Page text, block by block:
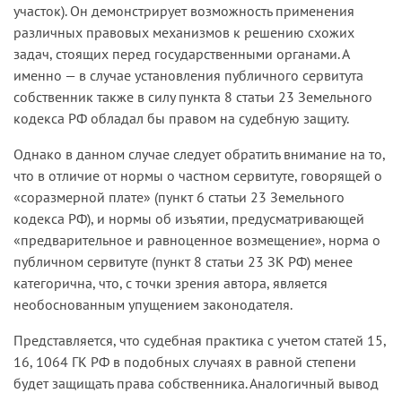
участок). Он демонстрирует возможность применения
различных правовых механизмов к решению схожих
задач, стоящих перед государственными органами. А
именно — в случае установления публичного сервитута
собственник также в силу пункта 8 статьи 23 Земельного
кодекса РФ обладал бы правом на судебную защиту.
Однако в данном случае следует обратить внимание на то,
что в отличие от нормы о частном сервитуте, говорящей о
«соразмерной плате» (пункт 6 статьи 23 Земельного
кодекса РФ), и нормы об изъятии, предусматривающей
«предварительное и равноценное возмещение», норма о
публичном сервитуте (пункт 8 статьи 23 ЗК РФ) менее
категорична, что, с точки зрения автора, является
необоснованным упущением законодателя.
Представляется, что судебная практика с учетом статей 15,
16, 1064 ГК РФ в подобных случаях в равной степени
будет защищать права собственника. Аналогичный вывод